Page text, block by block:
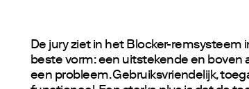
De jury ziet in het Blocker-remsysteem
beste vorm: een uitstekende en boven
een probleem. Gebruiksvriendelijk,